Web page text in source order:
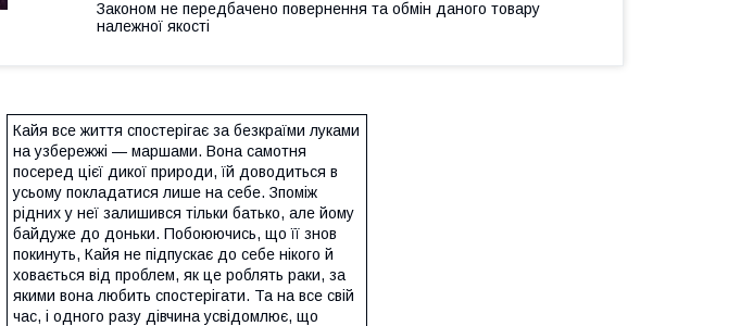
Законом не передбачено повернення та обмін даного товару
належної якості
Кайя все життя спостерігає за безкраїми луками
на узбережжі — маршами. Вона самотня
посеред цієї дикої природи, їй доводиться в
усьому покладатися лише на себе. Зпоміж
рідних у неї залишився тільки батько, але йому
байдуже до доньки. Побоюючись, що її знов
покинуть, Кайя не підпускає до себе нікого й
ховається від проблем, як це роблять раки, за
якими вона любить спостерігати. Та на все свій
час, і одного разу дівчина усвідомлює, що